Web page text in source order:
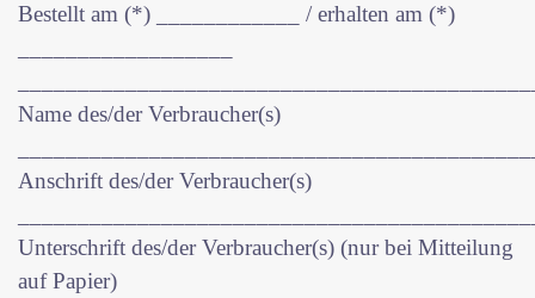
Bestellt am (*) ____________ / erhalten am (*)
Name des/der Verbraucher(s)
Anschrift des/der Verbraucher(s)
Unterschrift des/der Verbraucher(s) (nur bei Mitteilung
auf Papier)